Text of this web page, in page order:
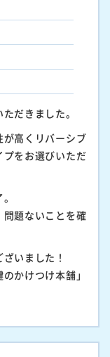
だきました。
高くリバーシブ
プをお選びいただ
題ないことを確
いました！
かけつけ本舗」